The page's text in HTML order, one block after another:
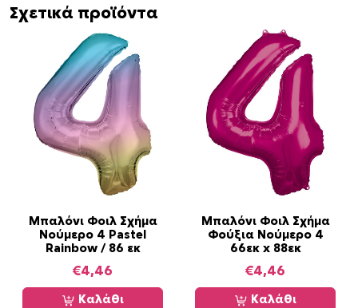
Σχετικά προϊόντα
Μπαλόνι Φοιλ Σχήμα
Νούμερο 4 Pastel
Rainbow / 86 εκ
€4,46
Καλάθι
Μπαλόνι Φοιλ Σχήμα
Φούξια Νούμερο 4
66εκ x 88εκ
€4,46
Καλάθι